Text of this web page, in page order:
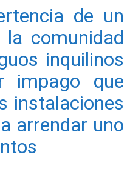
de un
comunidad
inquilinos
impago que
instalaciones
arrendar uno